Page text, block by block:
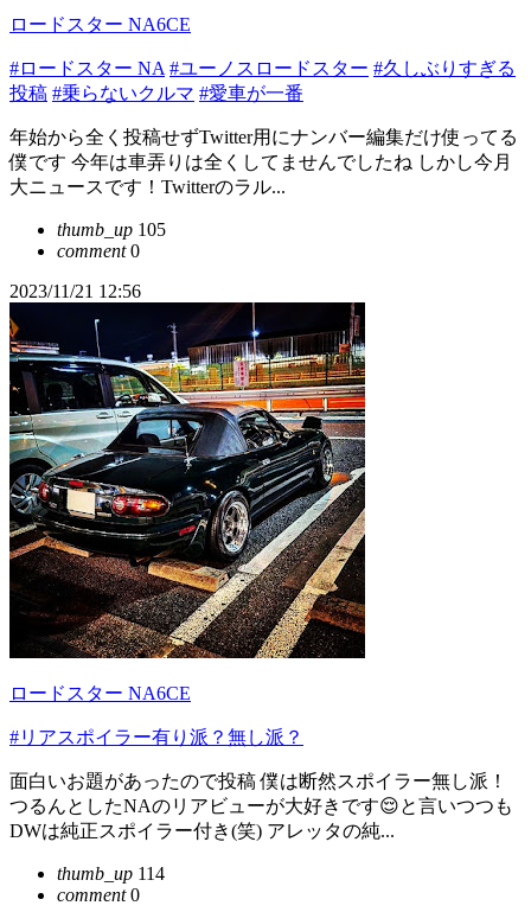
ロードスター NA6CE
#ロードスター NA #ユーノスロードスター #久しぶりすぎる
投稿 #乗らないクルマ #愛車が一番
年始から全く投稿せずTwitter用にナンバー編集だけ使ってる
僕です 今年は車弄りは全くしてませんでしたね しかし今月
大ニュースです！Twitterのラル...
thumb_up 105
comment0
2023/11/21 12:56
ロードスター NA6CE
#リアスポイラー有り派？無し派？
面白いお題があったので投稿 僕は断然スポイラー無し派！
つるんとしたNAのリアビューが大好きです😌と言いつつも
DWは純正スポイラー付き(笑) アレッタの純...
thumb_up 114
comment0